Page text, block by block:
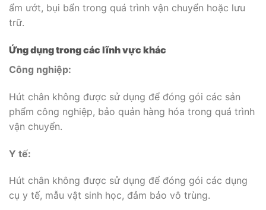
ẩm ướt, bụi bẩn trong quá trình vận chuyển hoặc lưu
trữ.
Ứng dụng trong các lĩnh vực khác
Công nghiệp:
Hút chân không được sử dụng để đóng gói các sản
phẩm công nghiệp, bảo quản hàng hóa trong quá trình
vận chuyển.
Y tế:
Hút chân không được sử dụng để đóng gói các dụng
cụ y tế, mẫu vật sinh học, đảm bảo vô trùng.